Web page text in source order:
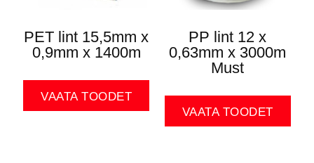
PET lint 15,5mm x
0,9mm x 1400m
VAATA TOODET
PP lint 12 x
0,63mm x 3000m
Must
VAATA TOODET